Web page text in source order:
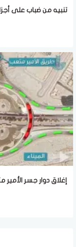
تنبيه من ضباب على
إغلاق دوار جسر الأمير